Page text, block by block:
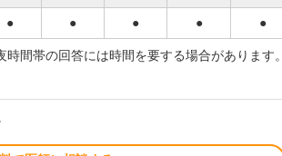
● ● ● ● ●
間帯の回答には時間を要する場合があります。